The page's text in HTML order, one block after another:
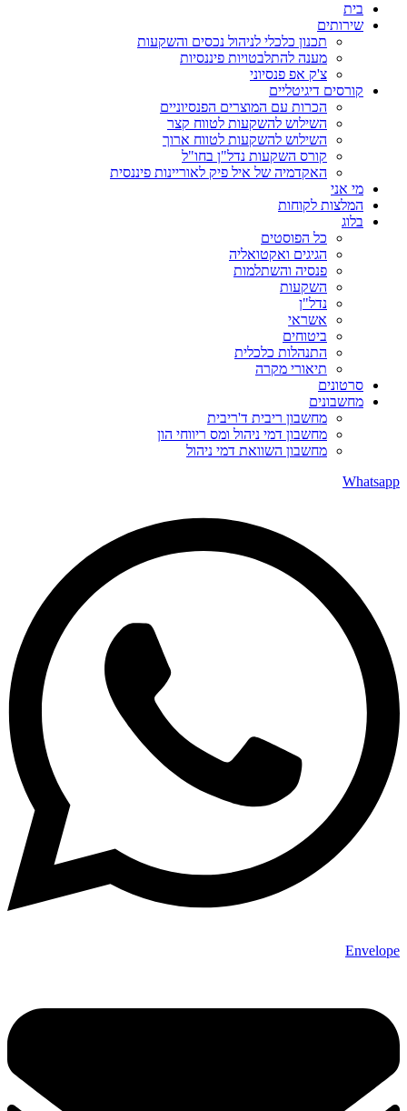
בית
שירותים
תכנון כלכלי לניהול נכסים והשקעות
מענה להתלבטויות פיננסיות
צ'ק אפ פנסיוני
קורסים דיגיטליים
הכרות עם המוצרים הפנסיוניים
השילוש להשקעות לטווח קצר
השילוש להשקעות לטווח ארוך
קורס השקעות נדל"ן בחו"ל
האקדמיה של איל פיק לאוריינות פיננסית
מי אני
המלצות לקוחות
בלוג
כל הפוסטים
הגיגים ואקטואליה
פנסיה והשתלמות
השקעות
נדל"ן
אשראי
ביטוחים
התנהלות כלכלית
תיאורי מקרה
סרטונים
מחשבונים
מחשבון ריבית ד'ריבית
מחשבון דמי ניהול ומס ריווחי הון
מחשבון השוואת דמי ניהול
Whatsapp
Envelope